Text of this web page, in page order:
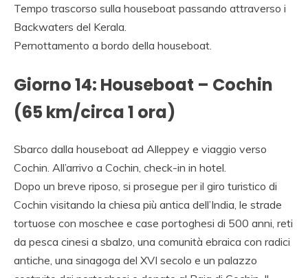
Tempo trascorso sulla houseboat passando attraverso i
Backwaters del Kerala.
Pernottamento a bordo della houseboat.
Giorno 14: Houseboat – Cochin
(65 km/circa 1 ora)
Sbarco dalla houseboat ad Alleppey e viaggio verso
Cochin. All’arrivo a Cochin, check-in in hotel.
Dopo un breve riposo, si prosegue per il giro turistico di
Cochin visitando la chiesa più antica dell’India, le strade
tortuose con moschee e case portoghesi di 500 anni, reti
da pesca cinesi a sbalzo, una comunità ebraica con radici
antiche, una sinagoga del XVI secolo e un palazzo